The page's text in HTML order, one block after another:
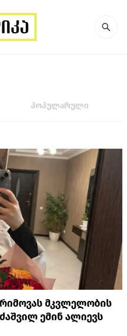
პოპულარული
მკვლელობის
ემინ ალიევს